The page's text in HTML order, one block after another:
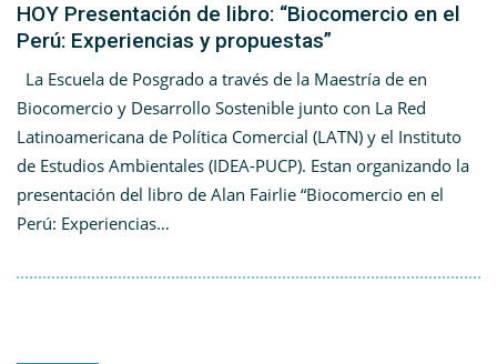
HOY Presentación de libro: “Biocomercio en el
Perú: Experiencias y propuestas”
La Escuela de Posgrado a través de la Maestría de en
Biocomercio y Desarrollo Sostenible junto con La Red
Latinoamericana de Política Comercial (LATN) y el Instituto
de Estudios Ambientales (IDEA-PUCP). Estan organizando la
presentación del libro de Alan Fairlie “Biocomercio en el
Perú: Experiencias…